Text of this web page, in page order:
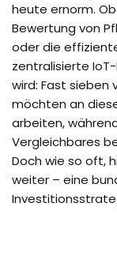
heute ernorm.
Bewertung von
oder die
zentralisierte
wird: Fast sieben
möchten an
arbeiten,
Vergleichbares
Doch wie so oft,
weiter – eine